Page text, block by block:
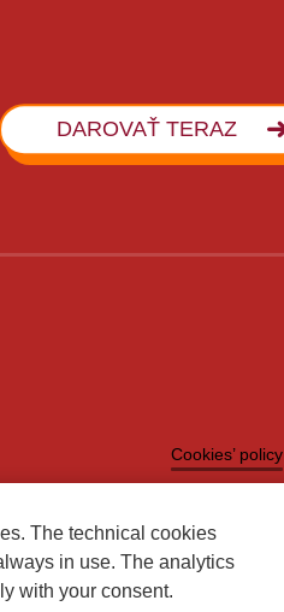
DAROVAŤ TERAZ
Cookies’ policy
The technical cookies
in use. The analytics
with your consent.